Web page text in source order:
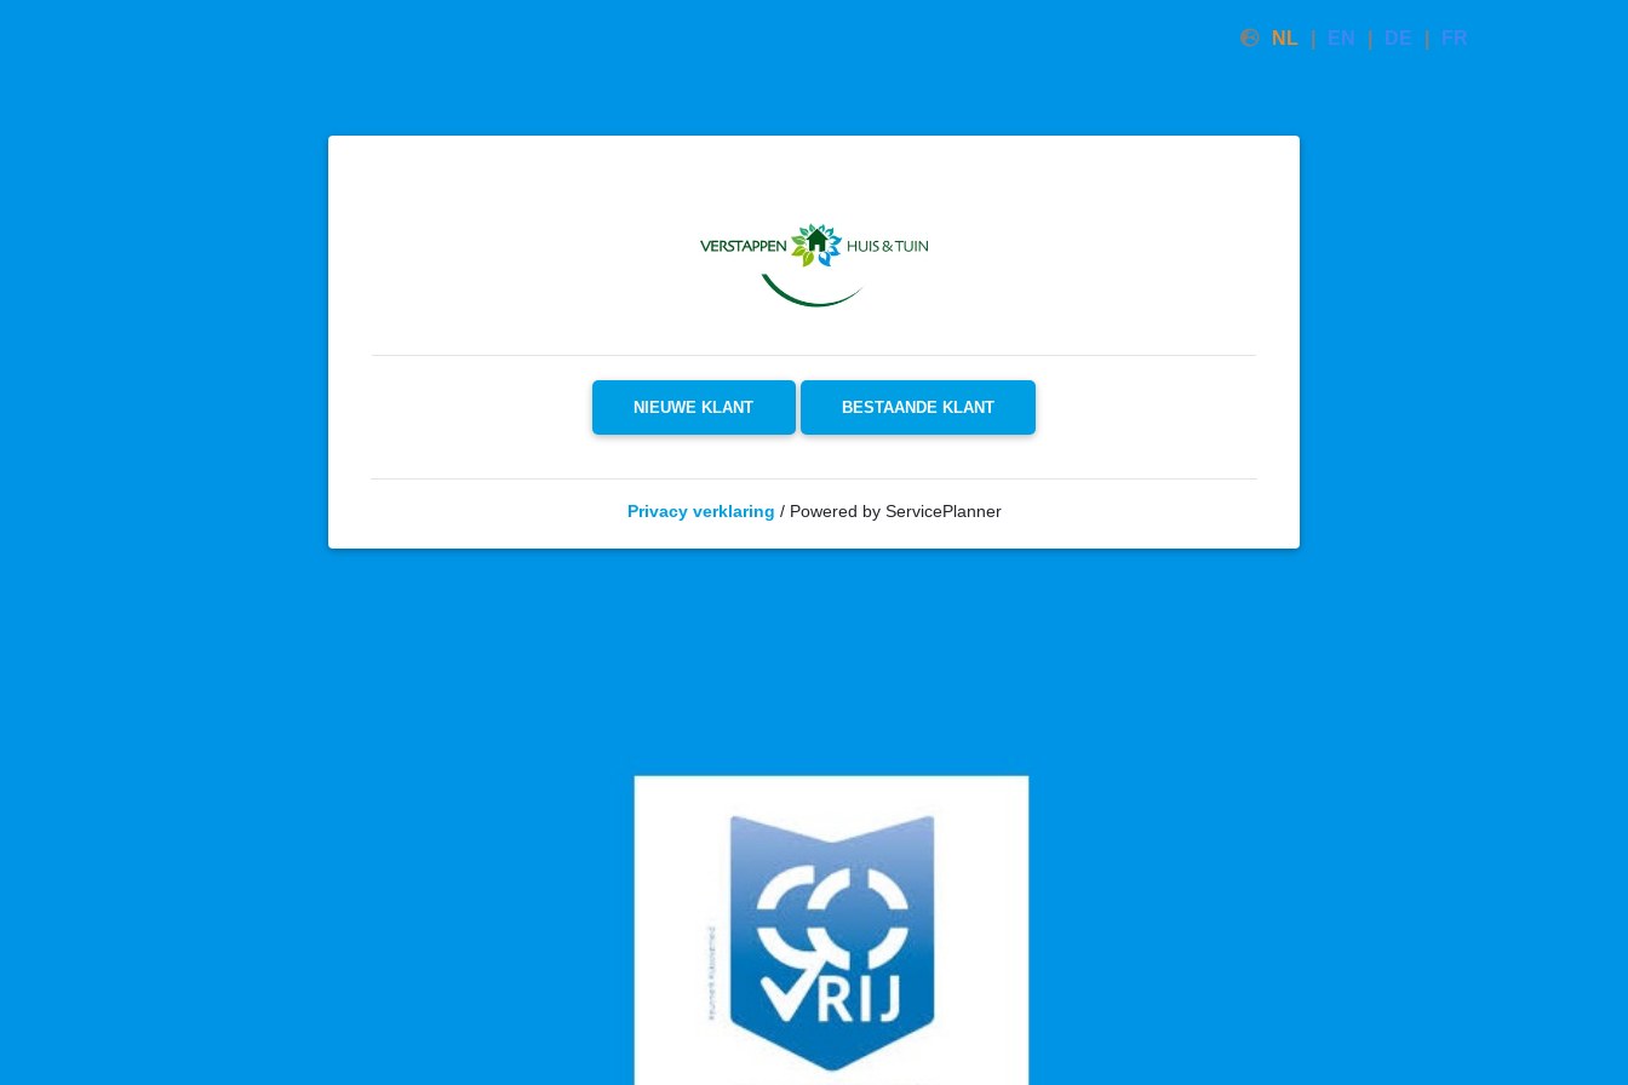
NL EN DE FR
NIEUWE KLANT BESTAANDE KLANT
Privacy verklaring / Powered by ServicePlanner